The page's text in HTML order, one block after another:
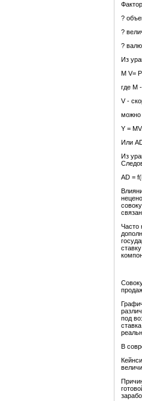
?
?
?
Из
M V=
где М
V -
можно
Y =
Или
Из
AD =
Часто
под
В